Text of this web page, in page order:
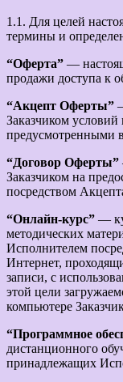
1.1. Для целей
термины и
“Оферта” —
продажи доступа к
“Акцепт Оферты”
Заказчиком
предусмотренными
“Договор Оферты”
Заказчиком на
посредством
“Онлайн-курс” —
методических
Исполнителем
Интернет,
записи, с
этой цели
компьютере
“Программное
дистанционного
принадлежащих